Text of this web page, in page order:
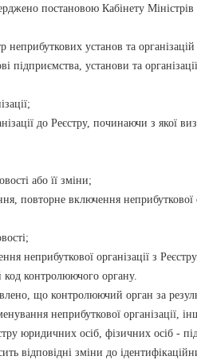
постановою Кабінету
установ та організацій
підприємства, установи та
до Реєстру, починаючи з якої
або її зміни;
повторне включення неприбуткової
неприбуткової організації з
контролюючого органу.
що контролюючий орган за
неприбуткової організації,
юридичних осіб, фізичних осіб -
відповідні зміни до